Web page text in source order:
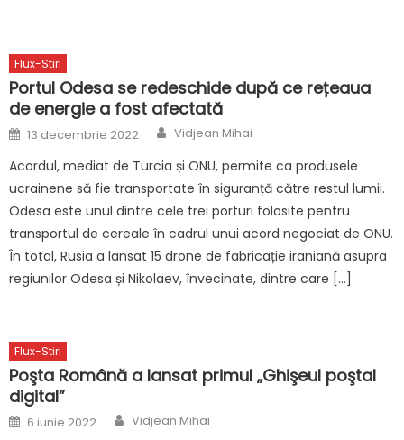
Flux-Stiri
Portul Odesa se redeschide după ce rețeaua
de energie a fost afectată
Posted
on
13 decembrie 2022 Author
Vidjean Mihai
Acordul, mediat de Turcia și ONU, permite ca produsele
ucrainene să fie transportate în siguranță către restul lumii.
Odesa este unul dintre cele trei porturi folosite pentru
transportul de cereale în cadrul unui acord negociat de ONU.
În total, Rusia a lansat 15 drone de fabricație iraniană asupra
regiunilor Odesa și Nikolaev, învecinate, dintre care […]
Flux-Stiri
Poşta Română a lansat primul „Ghişeul poştal
digital”
Posted
on
6 iunie 2022 Author
Vidjean Mihai